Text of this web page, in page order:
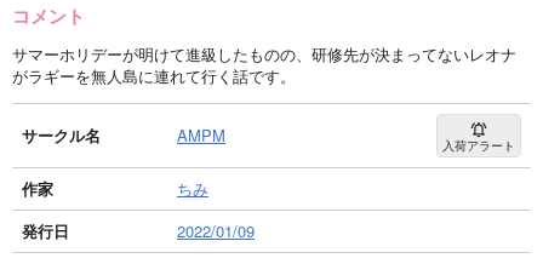
コメント
サマーホリデーが明けて進級したものの、研修先が決まってないレオナ
がラギーを無人島に連れて行く話です。
サークル名 AMPM 入荷アラート
作家
ちみ
発行日
2022/01/09